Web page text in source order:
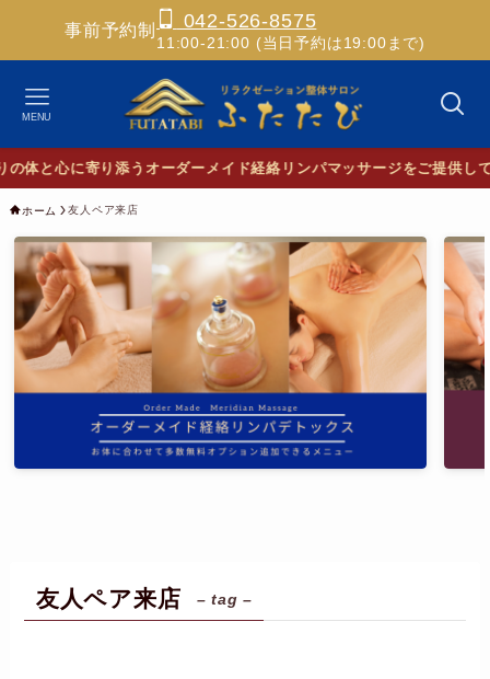
事前予約制 042-526-8575
11:00-21:00 (当日予約は19:00まで)
MENU
と心に寄り添うオーダーメイド経絡リンパマッサージをご提供して
ホーム 友人ペア来店
友人ペア来店 – tag –